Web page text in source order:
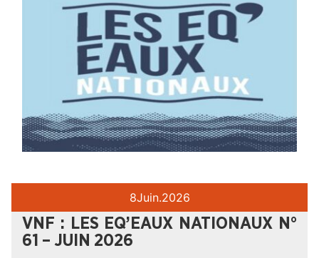
8Juin.2026
VNF : LES EQ’EAUX NATIONAUX N°
61 – JUIN 2026